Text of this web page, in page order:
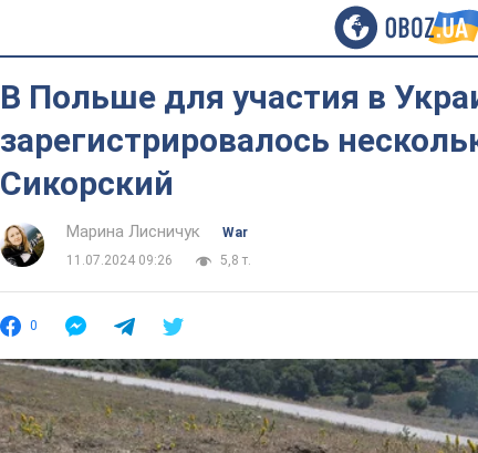
В Польше для участия в
зарегистрировалось
Сикорский
Марина Лисничук
War
11.07.2024 09:26
5,8 т.
0